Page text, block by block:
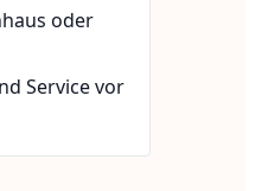
oder
Service vor